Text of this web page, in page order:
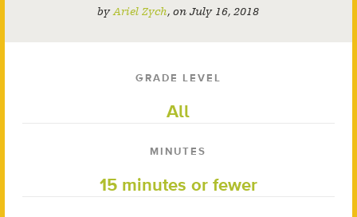
byAriel Zych,onJuly 16, 2018
GRADE LEVEL
All
MINUTES
15 minutes or fewer